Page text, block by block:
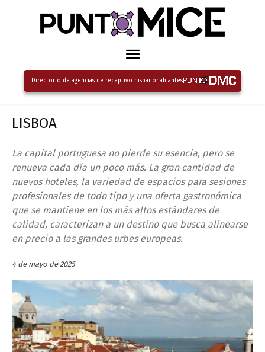
Directorio de agencias de receptivo hispanohablantes
LISBOA
La capital portuguesa no pierde su esencia, pero se
renueva cada día un poco más. La gran cantidad de
nuevos hoteles, la variedad de espacios para sesiones
profesionales de todo tipo y una oferta gastronómica
que se mantiene en los más altos estándares de
calidad, caracterizan a un destino que busca alinearse
en precio a las grandes urbes europeas.
4 de mayo de 2025